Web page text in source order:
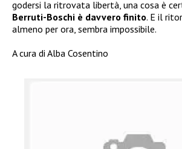
godersi la ritrovata libertà, una cosa è
Berruti-Boschi è davvero finito. E il
almeno per ora, sembra impossibile.
A cura di Alba Cosentino